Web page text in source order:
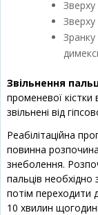
Звільнення
променевої
звільнені від
Реабілітаційна
повинна
знеболення.
пальців необхідно
потім переходити
10 хвилин